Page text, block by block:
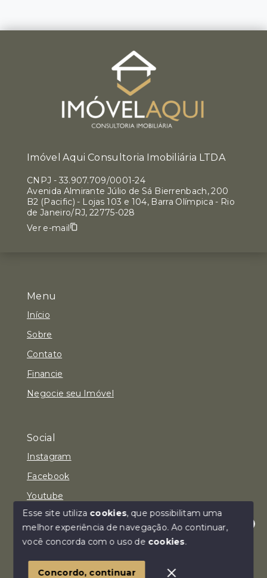
Olá! Estamos disponíveis para te ajudar.
Menu
Início
Sobre
Contato
Financie
Negocie seu Imóvel
Social
Instagram
Facebook
Youtube
© Copyright 2026 - Imóvel Aqui Consultoria Imobiliária
SITE PARA IMOBILIARIA
Imóvel Aqui Consultoria Imobiliária LTDA
CNPJ - 33.907.709/0001-24
Avenida Almirante Júlio de Sá Bierrenbach, 200
B2 (Pacific) - Lojas 103 e 104, Barra Olímpica - Rio
de Janeiro/RJ, 22775-028
Ver e-mail
Esse site utiliza cookies, que possibilitam uma
melhor experiência de navegação.Ao continuar,
você concorda com o uso de cookies.
Concordo, continuar